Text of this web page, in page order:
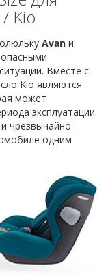
Kio
Avan и
Вместе с
Kio являются
может
эксплуатации.
чрезвычайно
одним